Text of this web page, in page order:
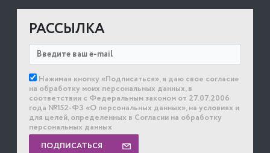
РАССЫЛКА
Нажимая кнопку «Подписаться», я даю свое согласие
на обработку моих персональных данных, в
соответствии с Федеральным законом от 27.07.2006
года №152-ФЗ «О персональных данных», на условиях и
для целей, определенных в Согласии на обработку
персональных данных
ПОДПИСАТЬСЯ